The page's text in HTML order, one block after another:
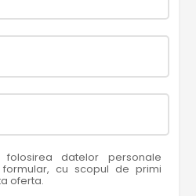
datelor personale
cu scopul de primi
oferta.